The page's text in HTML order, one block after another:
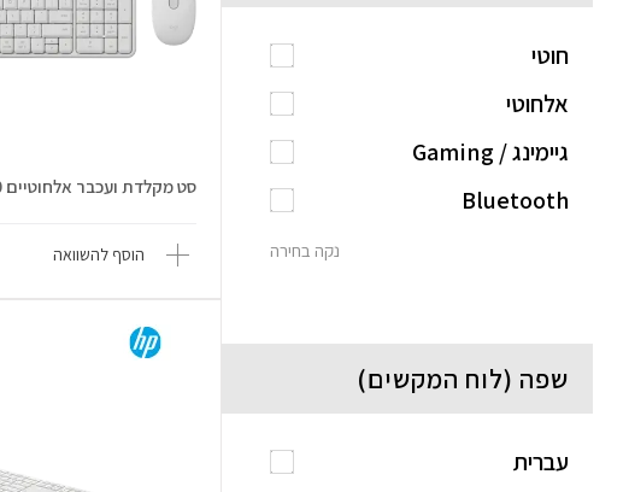
סט מקלדת ועכבר אלחוטיים MK250
הוסף להשוואה
חוטי
אלחוטי
גיימינג / Gaming
Bluetooth
נקה בחירה
שפה (לוח המקשים)
עברית